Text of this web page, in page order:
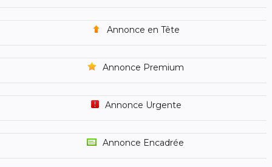
Annonce en Tête
Annonce Premium
Annonce Urgente
Annonce Encadrée